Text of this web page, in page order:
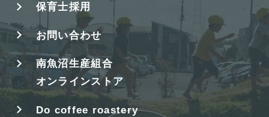
保育士採用
お問い合わせ
南魚沼生産組合
オンラインストア
Do coffee roastery